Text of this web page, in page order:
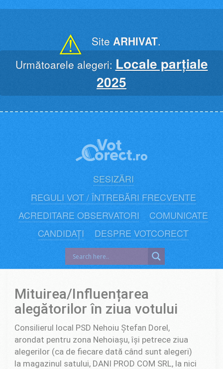
⚠ Site ARHIVAT.
Următoarele alegeri: Locale parțiale
2025
SESIZĂRI
REGULI VOT / ÎNTREBĂRI FRECVENTE
ACREDITARE OBSERVATORI
COMUNICATE
CANDIDAȚI
DESPRE VOTCORECT
Mituirea/Influențarea
alegătorilor în ziua votului
Consilierul local PSD Nehoiu Ștefan Dorel,
arondat pentru zona Nehoiașu, își petrece ziua
alegerilor (ca de fiecare dată când sunt alegeri)
la magazinul satului, DANI PROD COM SRL, la nici